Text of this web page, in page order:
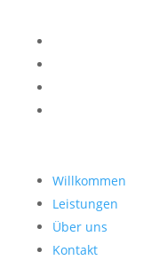
Willkommen
Leistungen
Über uns
Kontakt